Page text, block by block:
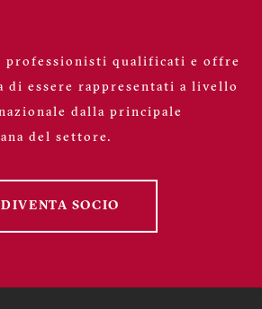
professionisti qualificati e offre
di essere rappresentati a livello
dalla principale
del settore.
DIVENTA SOCIO